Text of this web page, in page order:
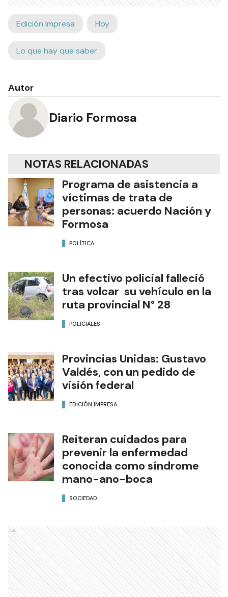
Edición Impresa Hoy
Lo que hay que saber
Autor
Diario Formosa
NOTAS RELACIONADAS
Programa de asistencia a
víctimas de trata de
personas: acuerdo Nación y
Formosa
POLÍTICA
Un efectivo policial falleció
tras volcar su vehículo en la
ruta provincial N° 28
POLICIALES
Provincias Unidas: Gustavo
Valdés, con un pedido de
visión federal
EDICIÓN IMPRESA
Reiteran cuidados para
prevenir la enfermedad
conocida como síndrome
mano-ano-boca
SOCIEDAD
Ads